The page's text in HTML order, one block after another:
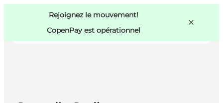
Rejoignez le mouvement!
CopenPay est opérationnel
Copenhague